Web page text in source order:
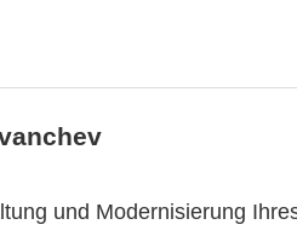
und Modernisierung